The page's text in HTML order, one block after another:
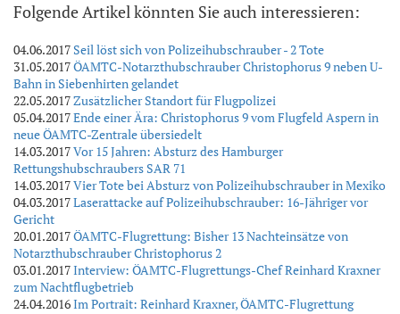
Folgende Artikel könnten Sie auch interessieren:
04.06.2017 Seil löst sich von Polizeihubschrauber - 2 Tote
31.05.2017ÖAMTC-Notarzthubschrauber Christophorus 9 neben U-
Bahn in Siebenhirten gelandet
22.05.2017Zusätzlicher Standort für Flugpolizei
05.04.2017Ende einer Ära: Christophorus 9 vom Flugfeld Aspern in
neue ÖAMTC-Zentrale übersiedelt
14.03.2017Vor 15 Jahren: Absturz des Hamburger
Rettungshubschraubers SAR 71
14.03.2017Vier Tote bei Absturz von Polizeihubschrauber in Mexiko
04.03.2017Laserattacke auf Polizeihubschrauber: 16-Jähriger vor
Gericht
20.01.2017ÖAMTC-Flugrettung: Bisher 13 Nachteinsätze von
Notarzthubschrauber Christophorus 2
03.01.2017Interview: ÖAMTC-Flugrettungs-Chef Reinhard Kraxner
zum Nachtflugbetrieb
24.04.2016Im Portrait: Reinhard Kraxner, ÖAMTC-Flugrettung